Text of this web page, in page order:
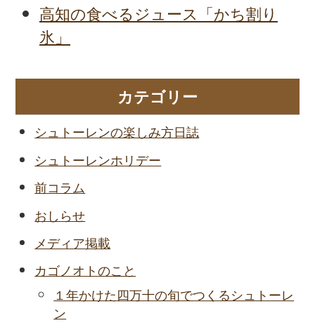
高知の食べるジュース「かち割り
氷」
カテゴリー
シュトーレンの楽しみ方日誌
シュトーレンホリデー
前コラム
おしらせ
メディア掲載
カゴノオトのこと
１年かけた四万十の旬でつくるシュトーレ
ン